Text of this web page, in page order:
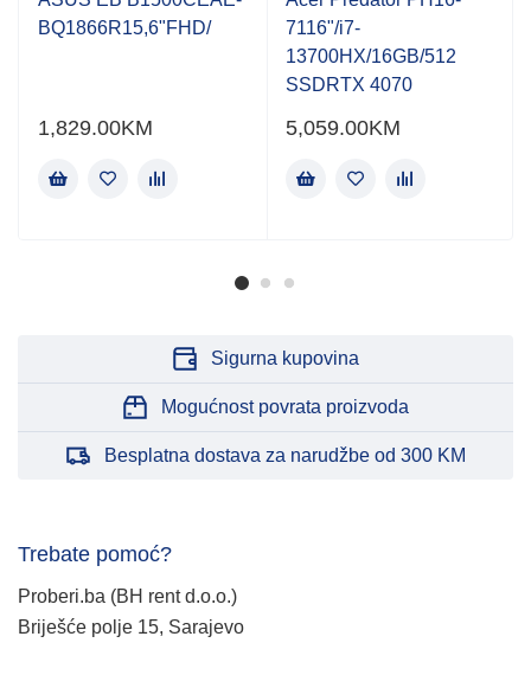
of
5
BQ1866R15,6"FHD/
1,829.00KM
of
5
7116"/i7-
13700HX/16GB/512
SSDRTX 4070
5,059.00KM
Sigurna kupovina
Mogućnost povrata proizvoda
Besplatna dostava za narudžbe od 300 KM
Trebate pomoć?
Proberi.ba (BH rent d.o.o.)
Briješće polje 15, Sarajevo